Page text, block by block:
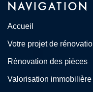
NAVIGATION
Accueil
Votre projet de
Rénovation des pièces
Valorisation immobilière